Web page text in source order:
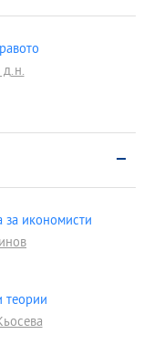
д.н.
икономисти
теории